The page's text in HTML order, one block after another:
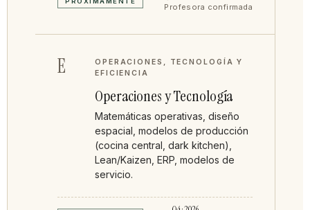
Profesora confirmada
E
OPERACIONES, TECNOLOGÍA Y
EFICIENCIA
Operaciones y Tecnología
Matemáticas operativas, diseño
espacial, modelos de producción
(cocina central, dark kitchen),
Lean/Kaizen, ERP, modelos de
servicio.